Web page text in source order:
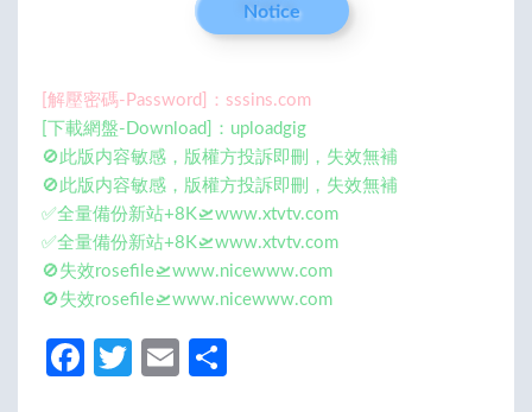
Notice
[解壓密碼-Password]：sssins.com
[下載網盤-Download]：uploadgig
🚫此版内容敏感，版權方投訴即刪，失效無補
🚫此版内容敏感，版權方投訴即刪，失效無補
✅全量備份新站+8K🛫www.xtvtv.com
✅全量備份新站+8K🛫www.xtvtv.com
🚫失效rosefile🛫www.nicewww.com
🚫失效rosefile🛫www.nicewww.com
Fa
T
E